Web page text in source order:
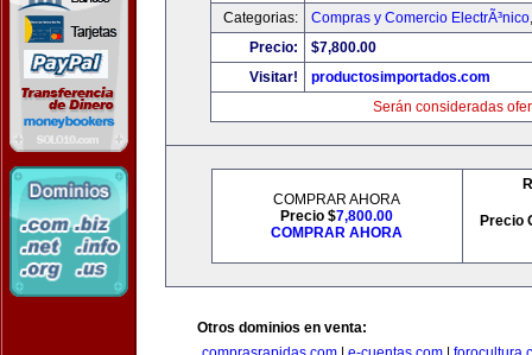
Categorias:
Compras y Comercio ElectrÃ³nico
Precio:
$7,800.00
Visitar!
productosimportados.com
Serán consideradas
COMPRAR AHORA
Precio $7,800.00
COMPRAR AHORA
Precio
Otros dominios en venta: